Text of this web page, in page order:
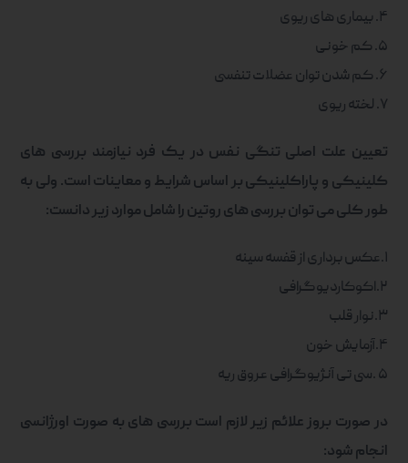
۴. بیماری های ریوی
۵. کم خونی
۶. کم شدن توان عضلات تنفسی
۷. لخته ریوی
تعیین علت اصلی تنگی نفس در یک فرد نیازمند بررسی های
کلینیکی و پاراکلینیکی بر اساس شرایط و معاینات است. ولی به
طور کلی می توان بررسی های روتین را شامل موارد زیر دانست:
۱.عکس برداری از قفسه سینه
۲.اکوکاردیوگرافی
۳.نوار قلب
۴.آزمایش خون
۵ .سی تی آنژیوگرافی عروق ریه
در صورت بروز علائم زیر لازم است بررسی های به صورت اورژانسی
انجام شود: